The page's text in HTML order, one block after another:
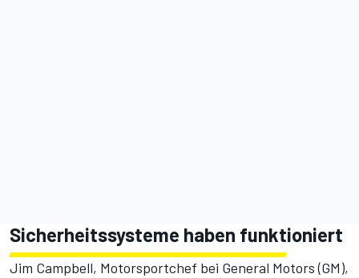
Sicherheitssysteme haben funktioniert
Jim Campbell, Motorsportchef bei General Motors (GM),